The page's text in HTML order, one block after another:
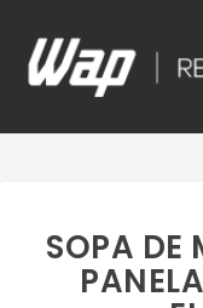
SOPA DE